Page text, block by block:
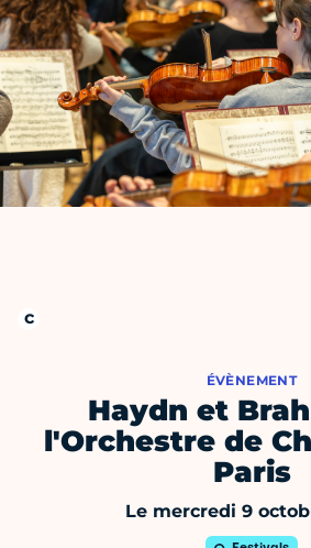
ÉVÈNEMENT
Haydn et
l'Orchestre de
Paris
Le mercredi 9